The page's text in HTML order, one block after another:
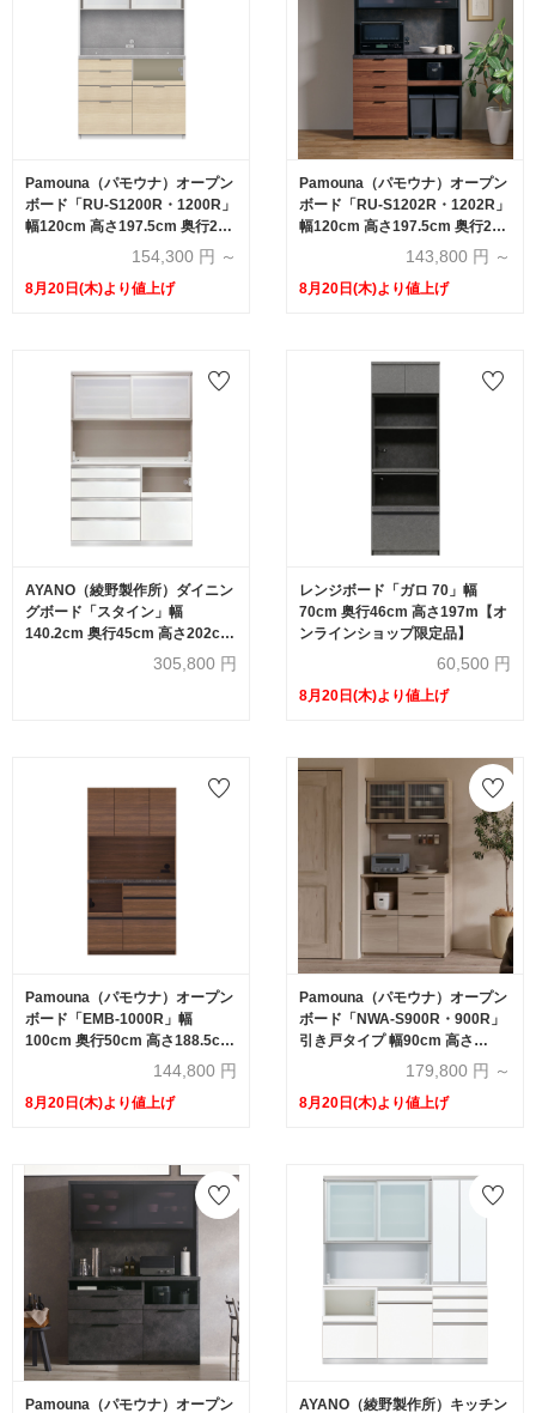
Pamouna（パモウナ）オープン
ボード「RU-S1200R・1200R」
幅120cm 高さ197.5cm 奥行2サ
イズ（44.5cm・50cm）下台引
154,300 円 ～
8月20日(木)より値上げ
Pamouna（パモウナ）オープン
ボード「RU-S1202R・1202R」
幅120cm 高さ197.5cm 奥行2サ
イズ（44.5cm・50cm）下台オ
143,800 円 ～
8月20日(木)より値上げ
AYANO（綾野製作所）ダイニン
グボード「スタイン」幅
140.2cm 奥行45cm 高さ202cm
パールホワイト色【受注生産
305,800 円
レンジボード「ガロ 70」幅
70cm 奥行46cm 高さ197m【オ
ンラインショップ限定品】
60,500 円
8月20日(木)より値上げ
Pamouna（パモウナ）オープン
ボード「EMB-1000R」幅
100cm 奥行50cm 高さ188.5cm
開き扉 レギュラーカウンター 全
144,800 円
8月20日(木)より値上げ
Pamouna（パモウナ）オープン
ボード「NWA-S900R・900R」
引き戸タイプ 幅90cm 高さ
193.1cm 奥行2サイズ
（44.5cm・50cm）全4色
179,800 円 ～
8月20日(木)より値上げ
Pamouna（パモウナ）オープン AYANO（綾野製作所）キッチン